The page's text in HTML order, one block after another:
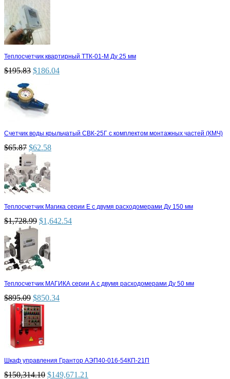
Теплосчетчик квартирный ТТК-01-М Ду 25 мм
$195.83 $186.04
Счетчик воды крыльчатый СВК-25Г с комплектом монтажных частей (КМЧ)
$65.87 $62.58
Теплосчетчик Магика серии Е с двумя расходомерами Ду 150 мм
$1,728.99 $1,642.54
Теплосчетчик МАГИКА серии А с двумя расходомерами Ду 50 мм
$895.09 $850.34
Шкаф управления Грантор АЭП40-016-54КП-21П
$150,314.10 $149,671.21